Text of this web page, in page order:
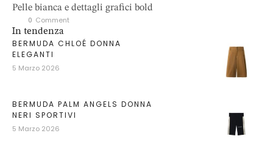
Pelle bianca e dettagli grafici bold
0 Comment
In tendenza
BERMUDA CHLOÉ DONNA
ELEGANTI
5 Marzo 2026
BERMUDA PALM ANGELS DONNA
NERI SPORTIVI
5 Marzo 2026